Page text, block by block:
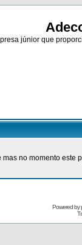
júnior que
mas no momento este
Powered by